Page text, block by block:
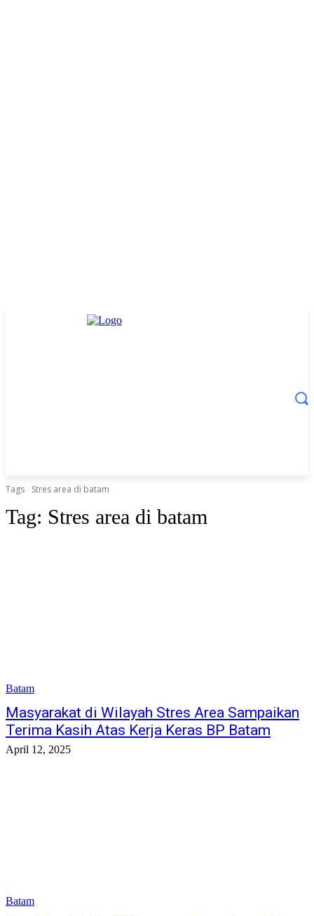
Tags Stres area di batam
Tag: Stres area di batam
Batam
Masyarakat di Wilayah Stres Area Sampaikan
Terima Kasih Atas Kerja Keras BP Batam
April 12, 2025
Batam